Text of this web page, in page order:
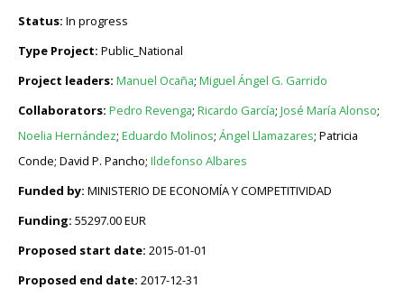
Status: In progress
Type Project: Public_National
Project leaders: Manuel Ocaña; Miguel Ángel G. Garrido
Collaborators: Pedro Revenga; Ricardo García; José María Alonso;
Noelia Hernández; Eduardo Molinos; Ángel Llamazares; Patricia
Conde; David P. Pancho; Ildefonso Albares
Funded by: MINISTERIO DE ECONOMÍA Y COMPETITIVIDAD
Funding: 55297.00 EUR
Proposed start date: 2015-01-01
Proposed end date: 2017-12-31